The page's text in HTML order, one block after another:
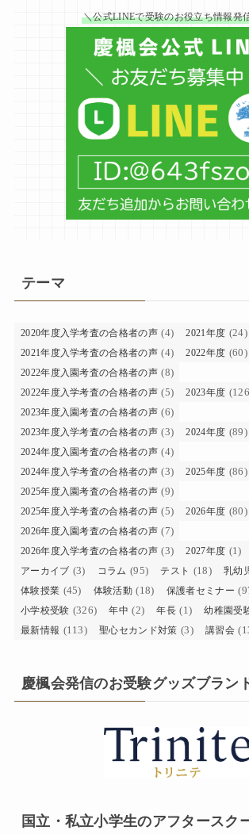
＼公式LINEで受験のお役立ち情報発
テーマ
2020年度入学考査の合格者の声 (4) 2021年度 (24)
2021年度入学考査の合格者の声 (4) 2022年度 (60)
2022年度入園考査の合格者の声 (8)
2022年度入学考査の合格者の声 (5) 2023年度
2023年度入園考査の合格者の声 (6)
2023年度入学考査の合格者の声 (3) 2024年度 (89)
2024年度入園考査の合格者の声 (4)
2024年度入学考査の合格者の声 (3) 2025年度 (86)
2025年度入園考査の合格者の声 (9)
2025年度入学考査の合格者の声 (5) 2026年度 (80)
2026年度入園考査の合格者の声 (7)
2026年度入学考査の合格者の声 (3) 2027年度 (1)
アーカイブ (3) コラム (95) テスト (18) 乳幼
体験授業 (45) 体験活動 (18) 保護者セミナー
小学校受験 (326) 年中 (2) 年長 (1) 幼稚園受
最新情報 (113) 聖心セカンド対策 (3) 講習会
慶楓会発信のお受験グッズブラン
国立・私立小学生のアフタースク